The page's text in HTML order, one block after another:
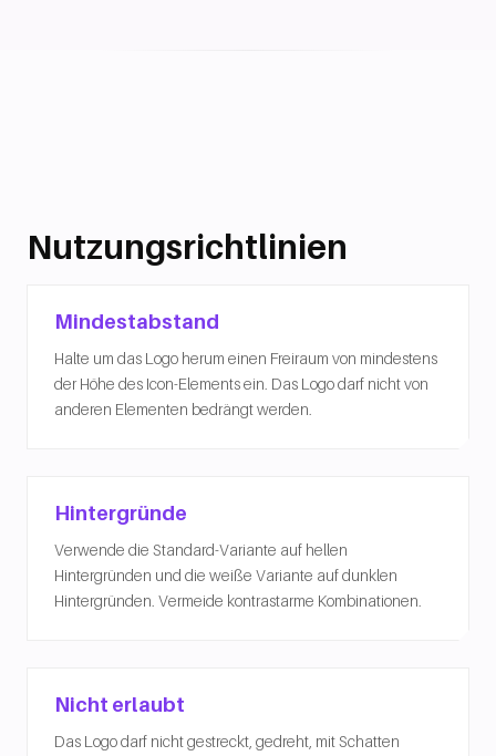
Nutzungsrichtlinien
Mindestabstand
Halte um das Logo herum einen Freiraum von mindestens
der Höhe des Icon-Elements ein. Das Logo darf nicht von
anderen Elementen bedrängt werden.
Hintergründe
Verwende die Standard-Variante auf hellen
Hintergründen und die weiße Variante auf dunklen
Hintergründen. Vermeide kontrastarme Kombinationen.
Nicht erlaubt
Das Logo darf nicht gestreckt, gedreht, mit Schatten